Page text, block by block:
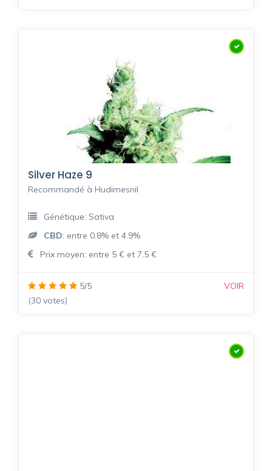
Silver Haze 9
Recommandé à Hudimesnil
Génétique: Sativa
CBD: entre 0.8% et 4.9%
Prix moyen: entre 5 € et 7.5 €
5/5
(30 votes)
VOIR